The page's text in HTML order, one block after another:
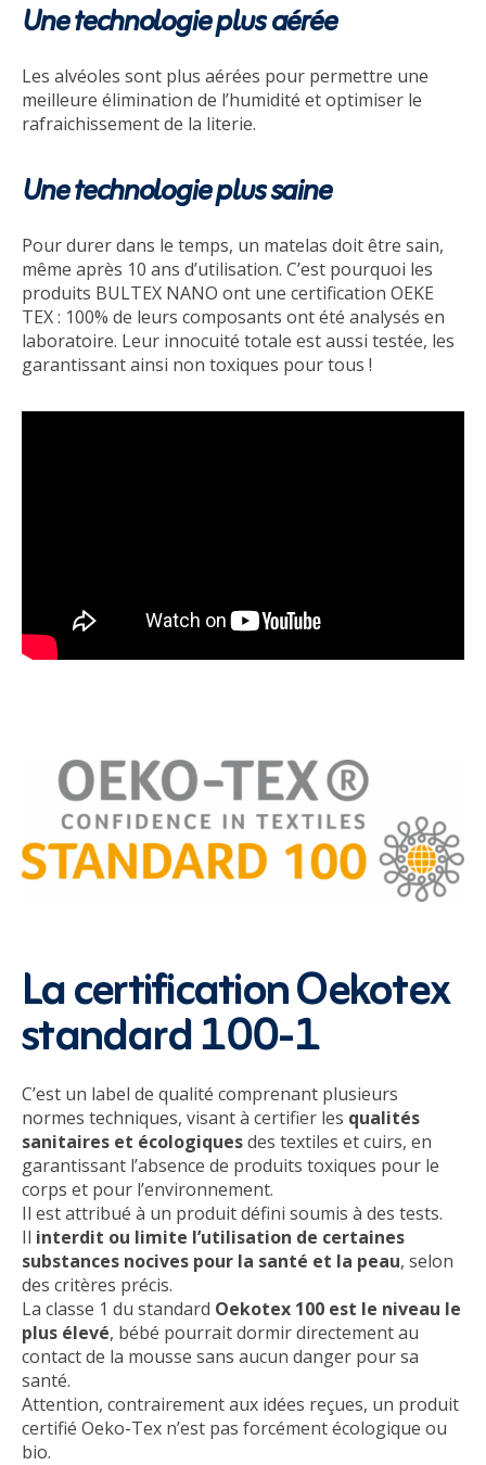
Une technologie plus aérée
Les alvéoles sont plus aérées pour permettre une
meilleure élimination de l’humidité et optimiser le
rafraichissement de la literie.
Une technologie plus saine
Pour durer dans le temps, un matelas doit être sain,
même après 10 ans d’utilisation. C’est pourquoi les
produits BULTEX NANO ont une certification OEKE
TEX : 100% de leurs composants ont été analysés en
laboratoire. Leur innocuité totale est aussi testée, les
garantissant ainsi non toxiques pour tous !
La certification Oekotex
standard 100-1
C’est un label de qualité comprenant plusieurs
normes techniques, visant à certifier les qualités
sanitaires et écologiquesdes textiles et cuirs, en
garantissant l’absence de produits toxiques pour le
corps et pour l’environnement.
Il est attribué à un produit défini soumis à des tests.
Il interdit ou limite l’utilisation de certaines
substances nocives pour la santé et la peau, selon
des critères précis.
La classe 1 du standard Oekotex 100 est le niveau le
plus élevé, bébé pourrait dormir directement au
contact de la mousse sans aucun danger pour sa
santé.
Attention, contrairement aux idées reçues, un produit
certifié Oeko-Tex n’est pas forcément écologique ou
bio.